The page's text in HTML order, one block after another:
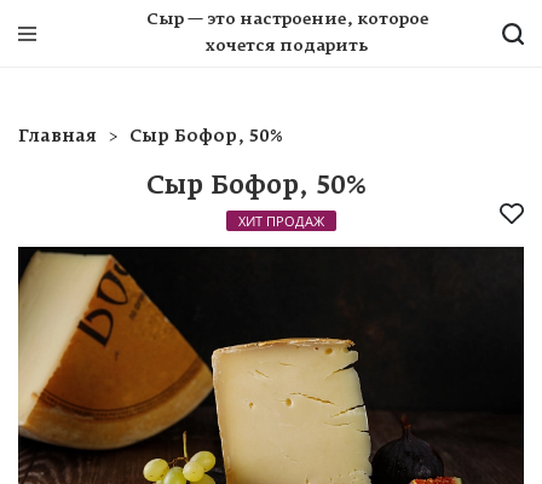
Сыр — это настроение, которое
хочется подарить
Главная Сыр Бофор, 50%
Сыр Бофор, 50%
ХИТ ПРОДАЖ